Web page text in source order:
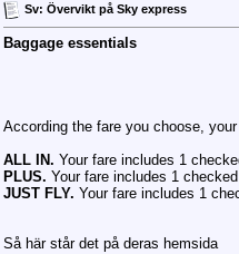
Sv: Övervikt på Sky express
Baggage essentials
According the fare you choose,
ALL IN. Your fare includes 1
PLUS. Your fare includes 1
JUST FLY. Your fare includes 1
Så här står det på deras hemsida